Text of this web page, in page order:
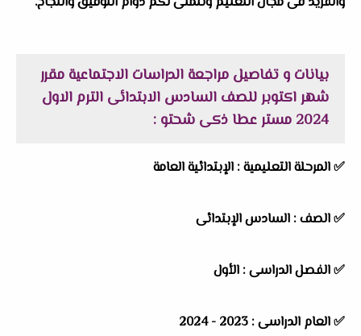
بيانات و تفاصيل مراجعة الدراسات الاجتماعية مقرر
شهر اكتوبر للصف السادس الابتدائى الترم الاول
2024 مستر عطا ذكى شحتو :
✅ المرحلة التعليمية : الإبتدائية العامة
✅ الصف : السادس الإبتدائى
✅ الفصل الدراسى : الأول
✅ العام الدراسى : 2023 - 2024